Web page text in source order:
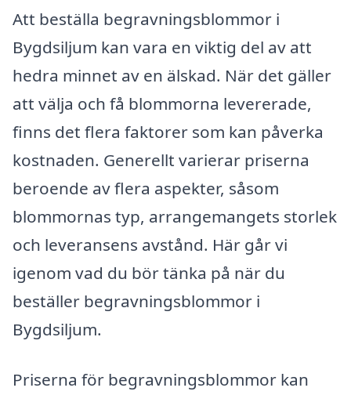
Att beställa begravningsblommor i
Bygdsiljum kan vara en viktig del av att
hedra minnet av en älskad. När det gäller
att välja och få blommorna levererade,
finns det flera faktorer som kan påverka
kostnaden. Generellt varierar priserna
beroende av flera aspekter, såsom
blommornas typ, arrangemangets storlek
och leveransens avstånd. Här går vi
igenom vad du bör tänka på när du
beställer begravningsblommor i
Bygdsiljum.
Priserna för begravningsblommor kan